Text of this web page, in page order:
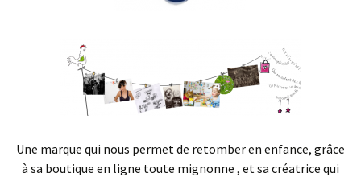
Une marque qui nous permet de retomber en enfance, grâce
à sa boutique en ligne toute mignonne , et sa créatrice qui